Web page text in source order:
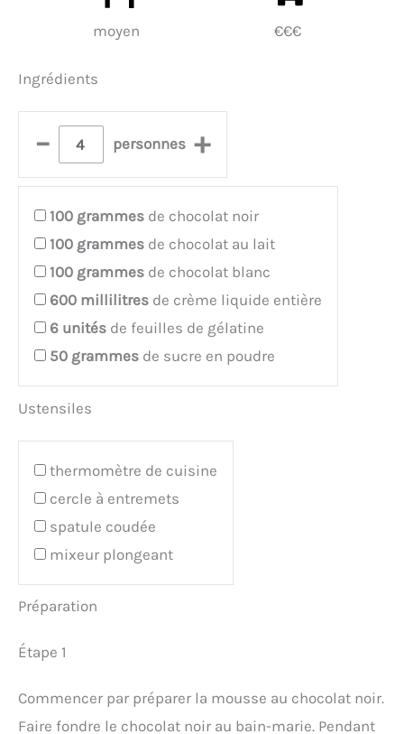
moyen €€€
Ingrédients
– personnes +
100 grammes de chocolat noir
100 grammes de chocolat au lait
100 grammes de chocolat blanc
600 millilitres de crème liquide entière
6 unités de feuilles de gélatine
50 grammes de sucre en poudre
Ustensiles
thermomètre de cuisine
cercle à entremets
spatule coudée
mixeur plongeant
Préparation
Étape 1
Commencer par préparer la mousse au chocolat noir.
Faire fondre le chocolat noir au bain-marie. Pendant